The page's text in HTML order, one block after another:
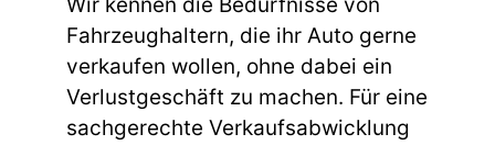
Wir kennen die Bedürfnisse von
Fahrzeughaltern, die ihr Auto gerne
verkaufen wollen, ohne dabei ein
Verlustgeschäft zu machen. Für eine
sachgerechte Verkaufsabwicklung